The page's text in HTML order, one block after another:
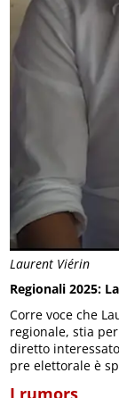
Laurent Viérin
Regionali 2025:
Corre voce che
regionale, stia
diretto
pre elettorale è